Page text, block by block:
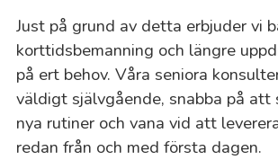
Just på grund av detta erbjuder vi
korttidsbemanning och längre
på ert behov. Våra seniora
väldigt självgående, snabba på att
nya rutiner och vana vid att
redan från och med första dagen.